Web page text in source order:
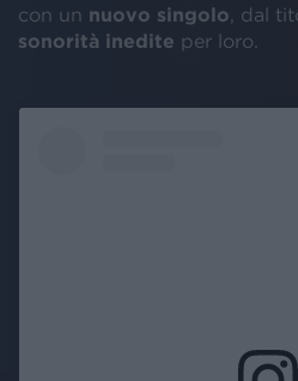
con un nuovo singolo , dal
sonorità inedite per loro.